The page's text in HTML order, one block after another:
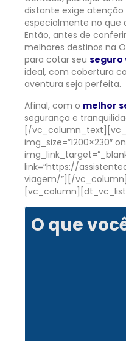
distante exige atenção
especialmente no que
Então, antes de
melhores destinos na
para cotar seu seguro
ideal, com cobertura
aventura seja perfeita.
Afinal, com o melhor
segurança e
[/
img_size=”1200×230″
link=”https://
viagem/”][/
O que